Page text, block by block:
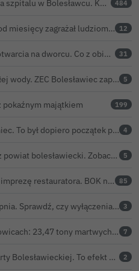
Spółka ludzi ze szpitala zarabia na szpitalu w Bolesławcu. Kwoty pozostają tajne 484
Ogromny uschnięty konar, który od miesięcy zagrażał ludziom w Bolesławcu, wycięty 12
Święto Ceramiki bez ceremonii otwarcia na dworcu. Co z obietnicą prezydenta Bolesławca? 31
Będzie przerwa w dostawie ciepłej wody. ZEC Bolesławiec zapowiada prace remontowe 5
pokaźnym majątkiem 199
Jechał skradzionym BMW z Niemiec. To był dopiero początek problemów 33-latka 4
Tour de Pologne przejechał przez powiat bolesławiecki. Zobacz wideo z Zebrzydowej 5
Nawet ćwierć miliona złotych na imprezę restauratora. BOK nie chce ujawnić kosztów przed Świętem Ceramiki 85
Przerwy w dostawie prądu 6 sierpnia. Sprawdź, czy wyłączenia obejmą Twoją miejscowość 3
Urząd po kontroli zapory w Pilchowicach: 23,47 tony martwych ryb i zawiadomienie do prokuratury 7
Policja wyróżniła strażaków z Warty Bolesławieckiej. To efekt nocnej akcji, która zakończyła się sukcesem 2